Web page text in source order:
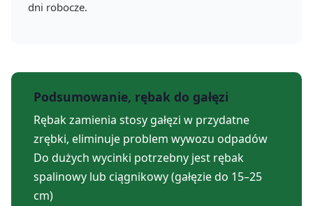
dni robocze.
Podsumowanie, rębak do gałęzi
Rębak zamienia stosy gałęzi w przydatne
zrębki, eliminuje problem wywozu odpadów
Do dużych wycinki potrzebny jest rębak
spalinowy lub ciągnikowy (gałęzie do 15–25
cm)